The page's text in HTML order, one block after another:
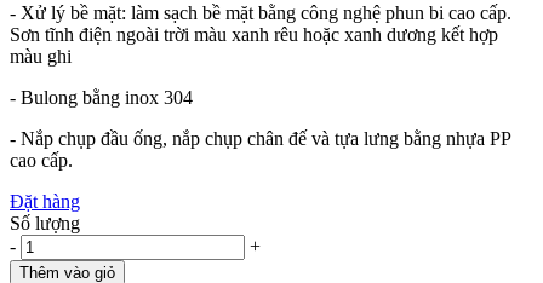
- Xử lý bề mặt: làm sạch bề mặt bằng công nghệ phun bi cao cấp.
Sơn tĩnh điện ngoài trời màu xanh rêu hoặc xanh dương kết hợp
màu ghi
- Bulong bằng inox 304
- Nắp chụp đầu ống, nắp chụp chân đế và tựa lưng bằng nhựa PP
cao cấp.
Đặt hàng
Số lượng
-
+
Thêm vào giỏ